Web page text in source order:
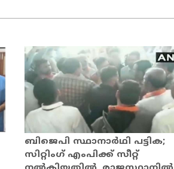
ബി​ജെ​പി സ്ഥാ​നാ​ര്‍​ഥി പ​ട്ടി​ക;
സിറ്റിംഗ് എംപിക്ക് സീറ്റ്